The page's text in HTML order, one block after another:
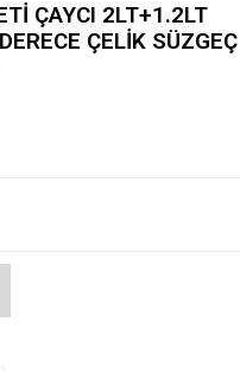
ÇAYCI 2LT+1.2LT
ÇELİK SÜZGEÇ